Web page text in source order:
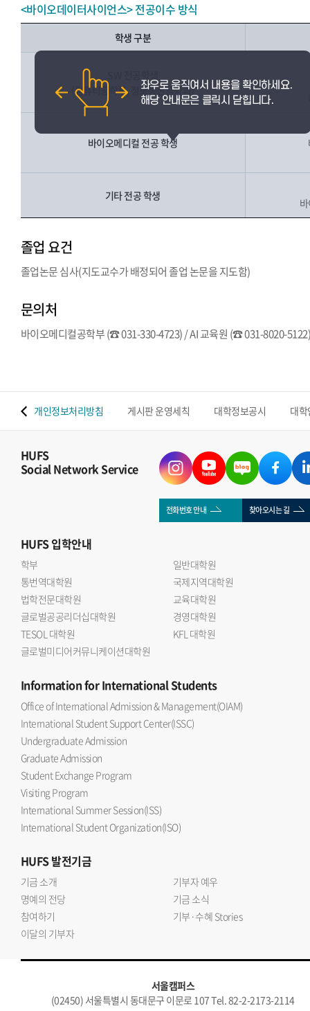
<바이오데이터사이언스> 전공이수 방식
학생 구분
(컴퓨터공학부, 정보통신공학과)
바이오메디컬 전공 학생
기타 전공 학생
졸업 요건
졸업논문 심사(지도교수가 배정되어 졸업 논문을 지도함)
문의처
바이오메디컬공학부 (☎ 031-330-4723) / AI 교육원 (☎ 031-8020-
개인정보처리방침 게시판 운영세칙 대학정보공시 대
HUFS
Social Network Service
전화번호 안내 찾아오시는 길
HUFS입학안내
학부
일반대학원
통번역대학원
국제지역대학원
법학전문대학원
교육대학원
글로벌공공리더십대학원
경영대학원
TESOL 대학원
KFL 대학원
글로벌미디어커뮤니케이션대학원
Informationfor International Students
Office of International Admission & Management(OIAM)
International Student Support Center(ISSC)
Undergraduate Admission
Graduate Admission
Student Exchange Program
Visiting Program
International Summer Session(ISS)
International Student Organization(ISO)
HUFS발전기금
기금 소개
기부자 예우
명예의 전당
기금 소식
참여하기
기부·수혜 Stories
이달의 기부자
서울캠퍼스
(02450) 서울특별시 동대문구 이문로 107 Tel. 82-2-2173-2114